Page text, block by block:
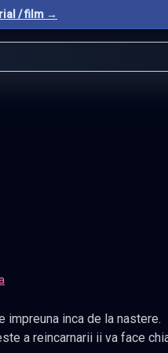
/ film →
inca de la nastere.
a reincarnarii ii va face